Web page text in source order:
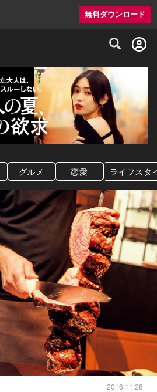
無料ダウンロード
グルメ情報・プレミアムレストラン予約
グルメ 恋愛 ライフスタ
2016.11.28